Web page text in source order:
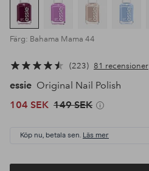
Färg: Bahama Mama 44
223 81 recensioner
essie Original Nail Polish
104 SEK 149 SEK
Köp nu, betala sen. Läs mer